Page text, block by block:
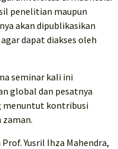
penelitian maupun
akan dipublikasikan
dapat diakses oleh
seminar kali ini
global dan pesatnya
menuntut kontribusi
Yusril Ihza Mahendra,